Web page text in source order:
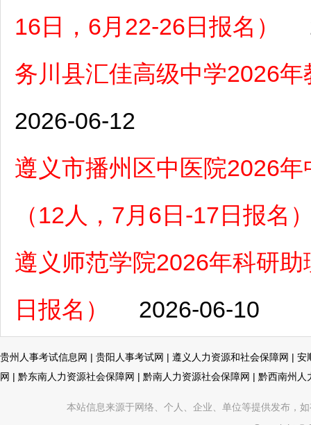
16日，6月22-26日报名）
务川县汇佳高级中学2026
2026-06-12
遵义市播州区中医院2026
（12人，7月6日-17日报名
遵义师范学院2026年科研
日报名）
2026-06-10
贵州人事考试信息网 | 贵阳人事考试网 | 遵义人力资源和社会保障网 | 安
网 | 黔东南人力资源社会保障网 | 黔南人力资源社会保障网 | 黔西南州人
本站信息来源于网络、个人、企业、单位等提供发布，